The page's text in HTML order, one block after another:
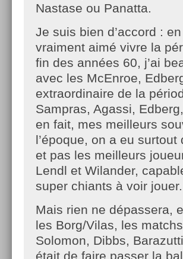
Nastase ou Panatta.
Je suis bien d’accord :
vraiment aimé vivre la
fin des années 60, j’ai
avec les McEnroe,
extraordinaire de la
Sampras, Agassi,
en fait, mes meilleurs
l’époque, on a eu
et pas les meilleurs
Lendl et Wilander,
super chiants à voir jouer.
Mais rien ne dépassera,
les Borg/Vilas, les
Solomon, Dibbs,
était de faire passer la